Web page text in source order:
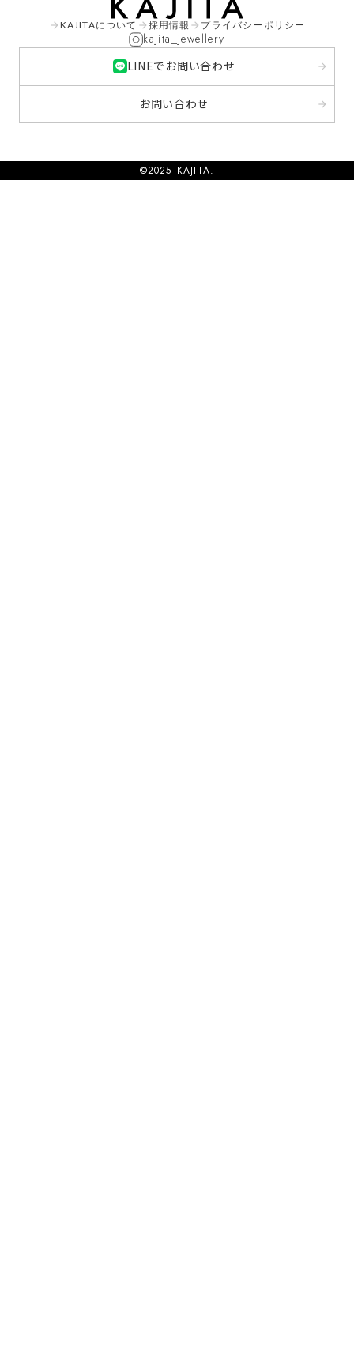
arrow_forward KAJITAについて arrow_forward 採用情報 arrow_forward プライバシーポリシー
kajita_jewellery
LINEでお問い合わせ
arrow_forward
お問い合わせ arrow_forward
©2025 KAJITA.